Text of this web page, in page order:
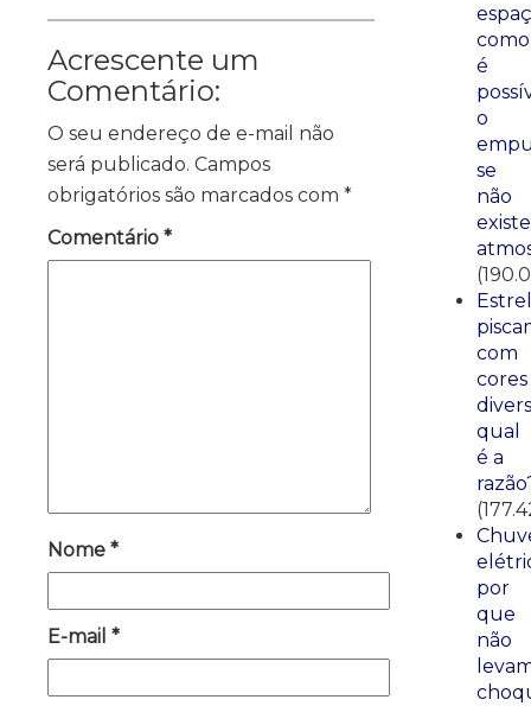
Acrescente um
Comentário:
O seu endereço de e-mail não
será publicado. Campos
obrigatórios são marcados com *
Comentário *
Nome *
E-mail *
como
é
o
se
não
existe
com
cores
qual
é a
por
que
não